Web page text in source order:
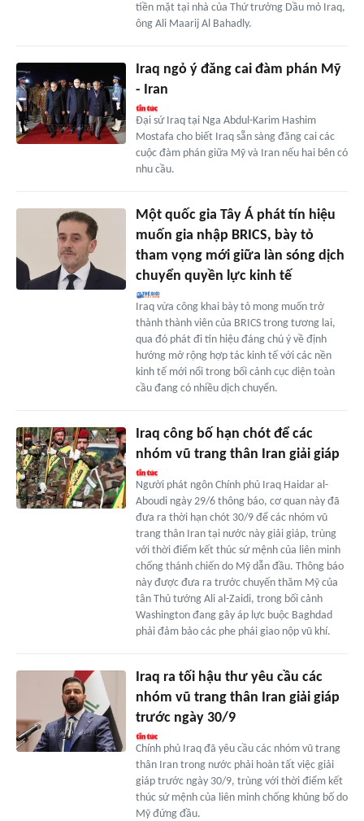
tiền mặt tại nhà của Thứ trưởng Dầu mỏ Iraq,
ông Ali Maarij Al Bahadly.
Iraq ngỏ ý đăng cai đàm phán Mỹ
- Iran
Đại sứ Iraq tại Nga Abdul-Karim Hashim
Mostafa cho biết Iraq sẵn sàng đăng cai các
cuộc đàm phán giữa Mỹ và Iran nếu hai bên có
nhu cầu.
Một quốc gia Tây Á phát tín hiệu
muốn gia nhập BRICS, bày tỏ
tham vọng mới giữa làn sóng dịch
chuyển quyền lực kinh tế
Iraq vừa công khai bày tỏ mong muốn trở
thành thành viên của BRICS trong tương lai,
qua đó phát đi tín hiệu đáng chú ý về định
hướng mở rộng hợp tác kinh tế với các nền
kinh tế mới nổi trong bối cảnh cục diện toàn
cầu đang có nhiều dịch chuyển.
Iraq công bố hạn chót để các
nhóm vũ trang thân Iran giải giáp
Người phát ngôn Chính phủ Iraq Haidar al-
Aboudi ngày 29/6 thông báo, cơ quan này đã
đưa ra thời hạn chót 30/9 để các nhóm vũ
trang thân Iran tại nước này giải giáp, trùng
với thời điểm kết thúc sứ mệnh của liên minh
chống thánh chiến do Mỹ dẫn đầu. Thông báo
này được đưa ra trước chuyến thăm Mỹ của
tân Thủ tướng Ali al-Zaidi, trong bối cảnh
Washington đang gây áp lực buộc Baghdad
phải đảm bảo các phe phái giao nộp vũ khí.
Iraq ra tối hậu thư yêu cầu các
nhóm vũ trang thân Iran giải giáp
trước ngày 30/9
Chính phủ Iraq đã yêu cầu các nhóm vũ trang
thân Iran trong nước phải hoàn tất việc giải
giáp trước ngày 30/9, trùng với thời điểm kết
thúc sứ mệnh của liên minh chống khủng bố do
Mỹ đứng đầu.